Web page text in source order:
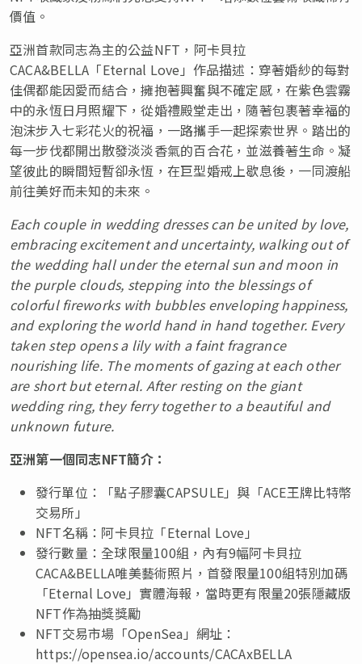
價值。
亞洲首款同志為主的公益NFT，阿卡貝拉
CACA&BELLA「Eternal Love」作品描述：穿著婚紗的每對
佳偶都能因愛而結合，擁抱著興奮與不確定感，在紫色雲霧
中的永恆日月照耀下，從婚禮殿堂走出，隨著包裹著幸福的
泡沫步入七彩花火的祝福，一路攜手一起探索世界。踏出的
每一步伐都開出散發淡淡香氣的百合花，並滋養著生命。凝
望彼此的瞬間短暫卻永恆，在巨型婚戒上歇息後，一同渡船
前往美好而未知的未來。
Each couple in wedding dresses can be united by love,
embracing excitement and uncertainty, walking out of
the wedding hall under the eternal sun and moon in
the purple clouds, stepping into the blessings of
colorful fireworks with bubbles enveloping happiness,
and exploring the world hand in hand together. Every
taken step opens a lily with a faint fragrance
nourishing life. The moments of gazing at each other
are short but eternal. After resting on the giant
wedding ring, they ferry together to a beautiful and
unknown future.
亞洲第一個同志NFT簡介：
發行單位：「點子膠囊CAPSULE」與「ACE王牌比特幣
交易所」
NFT名稱：阿卡貝拉「Eternal Love」
發行數量：全球限量100組，內有9幅阿卡貝拉
CACA&BELLA唯美藝術照片，首發限量100組特別加碼
「Eternal Love」實體海報，當時更有限量20張隱藏版
NFT作為抽獎獎勵
NFT交易市場「OpenSea」網址：
https://opensea.io/accounts/CACAxBELLA